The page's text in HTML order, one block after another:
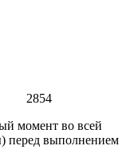
2854
момент во всей
перед выполнением